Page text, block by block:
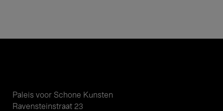
Paleis voor Schone Kunsten
Ravensteinstraat 23